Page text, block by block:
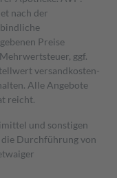
nach der
Preise
ggf.
versand­kosten­
Alle Angebote
reicht.
und sonstigen
Durchführung von